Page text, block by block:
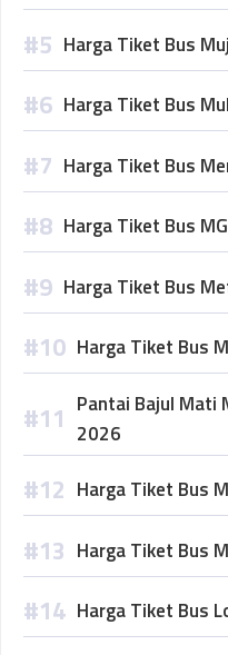
Harga Tiket Bus
Harga Tiket Bus
Harga Tiket Bus
Harga Tiket Bus
Harga Tiket Bus
Harga Tiket Bus
Pantai Bajul Mati
2026
Harga Tiket Bus
Harga Tiket Bus
Harga Tiket Bus